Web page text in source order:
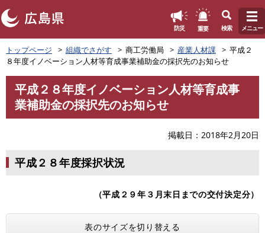
ペ
ー
ジ
の
で
防災 重要 検索 メニュー
トップページ 組織でさがす 商工労働局 産業人材課
平成２
８年度イノベーション人材等育成事業補助金の採択先のお知らせ
平成２８年度イノベーション人材等育成事
業補助金の採択先のお知らせ
掲載日 2018年2月20日
平成２８年度採択状況
（平成２９年３月末日までの交付決定分）
表のサイズを切り替える